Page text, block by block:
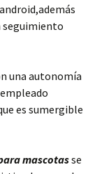
una autonomía
es sumergible
mascotasse